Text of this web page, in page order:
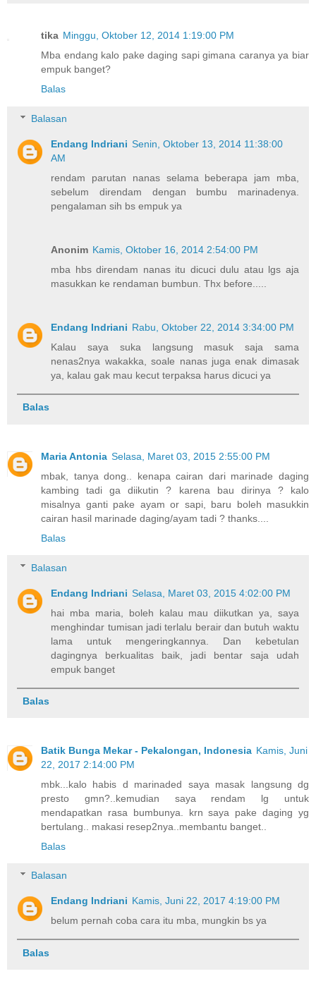
tika Minggu, Oktober 12, 2014 1:19:00 PM
Mba endang kalo pake daging sapi gimana caranya ya biar
empuk banget?
Balas
Balasan
Endang Indriani Senin, Oktober 13, 2014 11:38:00
AM
rendam parutan nanas selama beberapa jam mba,
sebelum direndam dengan bumbu marinadenya.
pengalaman sih bs empuk ya
Anonim Kamis, Oktober 16, 2014 2:54:00 PM
mba hbs direndam nanas itu dicuci dulu atau lgs aja
masukkan ke rendaman bumbun. Thx before.....
Endang Indriani Rabu, Oktober 22, 2014 3:34:00 PM
Kalau saya suka langsung masuk saja sama
nenas2nya wakakka, soale nanas juga enak dimasak
ya, kalau gak mau kecut terpaksa harus dicuci ya
Balas
Maria Antonia Selasa, Maret 03, 2015 2:55:00 PM
mbak, tanya dong.. kenapa cairan dari marinade daging
kambing tadi ga diikutin ? karena bau dirinya ? kalo
misalnya ganti pake ayam or sapi, baru boleh masukkin
cairan hasil marinade daging/ayam tadi ? thanks....
Balas
Balasan
Endang Indriani Selasa, Maret 03, 2015 4:02:00 PM
hai mba maria, boleh kalau mau diikutkan ya, saya
menghindar tumisan jadi terlalu berair dan butuh waktu
lama untuk mengeringkannya. Dan kebetulan
dagingnya berkualitas baik, jadi bentar saja udah
empuk banget
Balas
Batik Bunga Mekar - Pekalongan, Indonesia Kamis, Juni
22, 2017 2:14:00 PM
mbk...kalo habis d marinaded saya masak langsung dg
presto gmn?..kemudian saya rendam lg untuk
mendapatkan rasa bumbunya. krn saya pake daging yg
bertulang.. makasi resep2nya..membantu banget..
Balas
Balasan
Endang Indriani Kamis, Juni 22, 2017 4:19:00 PM
belum pernah coba cara itu mba, mungkin bs ya
Balas